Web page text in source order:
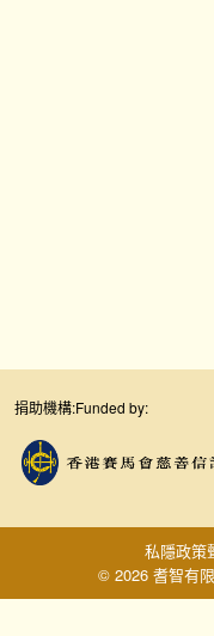
捐助機構:Funded by:
© 2026 耆智有
私隱政策